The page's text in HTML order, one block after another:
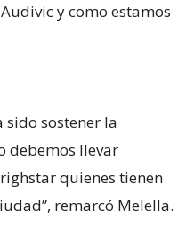
y como estamos
sostener la
debemos llevar
quienes tienen
remarcó Melella.